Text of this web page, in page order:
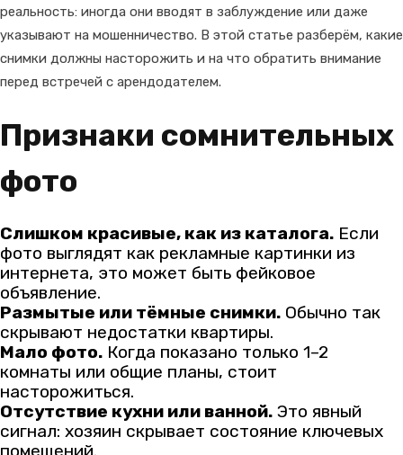
реальность: иногда они вводят в заблуждение или даже
указывают на мошенничество. В этой статье разберём, какие
снимки должны насторожить и на что обратить внимание
перед встречей с арендодателем.
Признаки сомнительных
фото
Слишком красивые, как из каталога. Если
фото выглядят как рекламные картинки из
интернета, это может быть фейковое
объявление.
Размытые или тёмные снимки. Обычно так
скрывают недостатки квартиры.
Мало фото. Когда показано только 1–2
комнаты или общие планы, стоит
насторожиться.
Отсутствие кухни или ванной. Это явный
сигнал: хозяин скрывает состояние ключевых
помещений.